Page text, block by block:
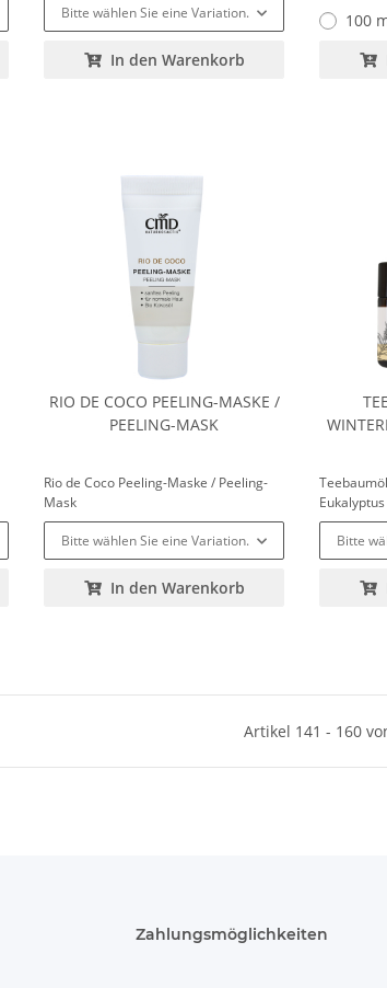
Bitte wählen Sie eine Variation.
In den Warenkorb
100
RIO DE COCO PEELING-MASKE /
PEELING-MASK
Rio de Coco Peeling-Maske / Peeling-
Mask
Bitte wählen Sie eine Variation.
In den Warenkorb
Bitte
Artikel 141 - 160
Zahlungsmöglichkeiten